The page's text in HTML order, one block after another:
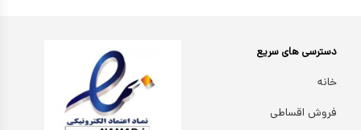
دسترسی های سریع
خانه
فروش اقساطی